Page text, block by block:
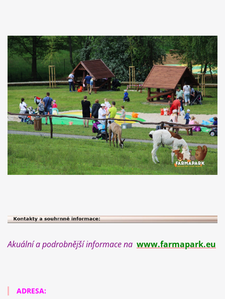
Akuální a podrobnější informace na www.farmapark.eu
ADRESA: